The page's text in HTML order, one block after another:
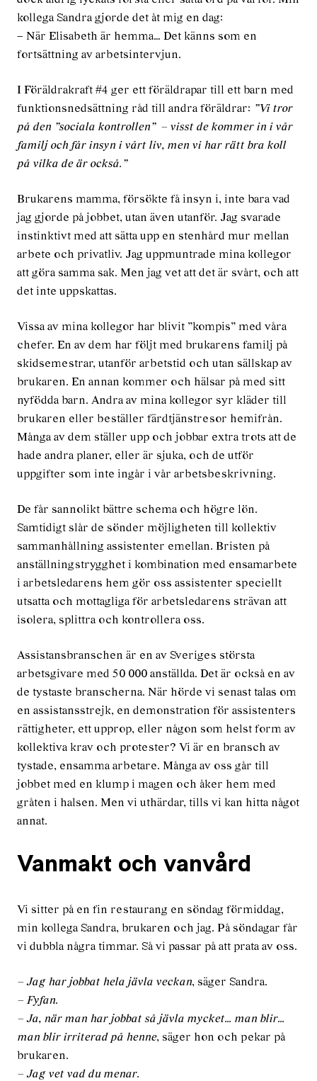
kollega Sandra gjorde det åt mig en dag:
– När Elisabeth är hemma… Det känns som en
fortsättning av arbetsintervjun.
I Föräldrakraft #4 ger ett föräldrapar till ett barn med
funktionsnedsättning råd till andra föräldrar: ”Vi tror
på den ”sociala kontrollen” – visst de kommer in i vår
familj och får insyn i vårt liv, men vi har rätt bra koll
på vilka de är också.”
Brukarens mamma, försökte få insyn i, inte bara vad
jag gjorde på jobbet, utan även utanför. Jag svarade
instinktivt med att sätta upp en stenhård mur mellan
arbete och privatliv. Jag uppmuntrade mina kollegor
att göra samma sak. Men jag vet att det är svårt, och att
det inte uppskattas.
Vissa av mina kollegor har blivit ”kompis” med våra
chefer. En av dem har följt med brukarens familj på
skidsemestrar, utanför arbetstid och utan sällskap av
brukaren. En annan kommer och hälsar på med sitt
nyfödda barn. Andra av mina kollegor syr kläder till
brukaren eller beställer färdtjänstresor hemifrån.
Många av dem ställer upp och jobbar extra trots att de
hade andra planer, eller är sjuka, och de utför
uppgifter som inte ingår i vår arbetsbeskrivning.
De får sannolikt bättre schema och högre lön.
Samtidigt slår de sönder möjligheten till kollektiv
sammanhållning assistenter emellan. Bristen på
anställningstrygghet i kombination med ensamarbete
i arbetsledarens hem gör oss assistenter speciellt
utsatta och mottagliga för arbetsledarens strävan att
isolera, splittra och kontrollera oss.
Assistansbranschen är en av Sveriges största
arbetsgivare med 50 000 anställda. Det är också en av
de tystaste branscherna. När hörde vi senast talas om
en assistansstrejk, en demonstration för assistenters
rättigheter, ett upprop, eller någon som helst form av
kollektiva krav och protester? Vi är en bransch av
tystade, ensamma arbetare. Många av oss går till
jobbet med en klump i magen och åker hem med
gråten i halsen. Men vi uthärdar, tills vi kan hitta något
annat.
Vanmakt och vanvård
Vi sitter på en fin restaurang en söndag förmiddag,
min kollega Sandra, brukaren och jag. På söndagar får
vi dubbla några timmar. Så vi passar på att prata av oss.
– Jag har jobbat hela jävla veckan, säger Sandra.
– Fyfan.
– Ja, när man har jobbat så jävla mycket… man blir…
man blir irriterad på henne, säger hon och pekar på
brukaren.
– Jag vet vad du menar.